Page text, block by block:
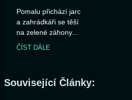
Pomalu přichází jaro
a zahrádkáři se těší
na zelené záhony...
ČÍST DÁLE
Související Články: